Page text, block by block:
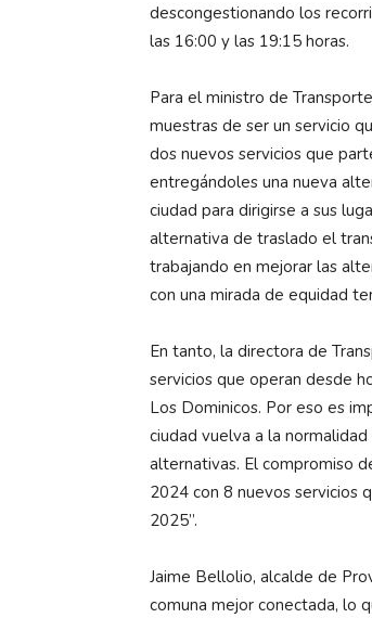
descongestionando los
las 16:00 y las 19:15 horas.
Para el ministro de
muestras de ser un servicio
dos nuevos servicios que
entregándoles una nueva
ciudad para dirigirse a sus
alternativa de traslado el
trabajando en mejorar las
con una mirada de equidad
En tanto, la directora de
servicios que operan desde
Los Dominicos. Por eso es
ciudad vuelva a la
alternativas. El compromiso
2024 con 8 nuevos servicios
2025”.
Jaime Bellolio, alcalde de
comuna mejor conectada, lo